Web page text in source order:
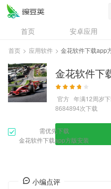
首页 安卓应用
资讯
专题
问答
首页 > 应用软件 > 金花软件下载app
金花软件下
官方 年满12周岁
8684894次下载
需优先下载
金花软件下载app方版安装
小编点评